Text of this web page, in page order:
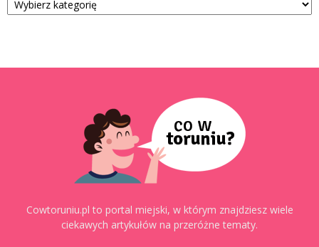
Cowtoruniu.pl to portal miejski, w którym znajdziesz wiele
ciekawych artykułów na przeróżne tematy.